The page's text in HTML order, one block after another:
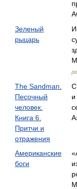
Зеленый
рыцарь
The Sandman.
Песочный
человек.
Книга 6.
Притчи и
отражения
Американские
боги